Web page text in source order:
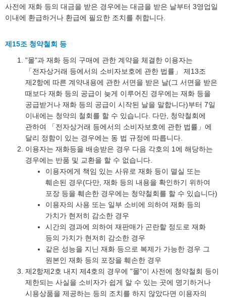
사전에 재화 등의 대금을 받은 경우에는 대금을 받은 날부터 3영업일
이내에 환급하거나 환급에 필요한 조치를 취합니다.
제15조 청약철회 등
"몰"과 재화 등의 구매에 관한 계약을 체결한 이용자는
「전자상거래 등에서의 소비자보호에 관한 법률」 제13조
제2항에 따른 계약내용에 관한 서면을 받은 날(그 서면을 받은
때보다 재화 등의 공급이 늦게 이루어진 경우에는 재화 등을
공급받거나 재화 등의 공급이 시작된 날을 말합니다)부터 7일
이내에는 청약의 철회를 할 수 있습니다. 다만, 청약철회에
관하여 「전자상거래 등에서의 소비자보호에 관한 법률」에
달리 정함이 있는 경우에는 동 법 규정에 따릅니다.
이용자는 재화등을 배송받은 경우 다음 각호의 1에 해당하는
경우에는 반품 및 교환을 할 수 없습니다.
이용자에게 책임 있는 사유로 재화 등이 멸실 또는
훼손된 경우(다만, 재화 등의 내용을 확인하기 위하여
포장 등을 훼손한 경우에는 청약철회를 할 수 있습니다)
이용자의 사용 또는 일부 소비에 의하여 재화 등의
가치가 현저히 감소한 경우
시간의 경과에 의하여 재판매가 곤란할 정도로 재화
등의 가치가 현저히 감소한 경우
같은 성능을 지닌 재화 등으로 복제가 가능한 경우 그
원본인 재화 등의 포장을 훼손한 경우
제2항제2호 내지 제4호의 경우에 "몰"이 사전에 청약철회 등이
제한되는 사실을 소비자가 쉽게 알 수 있는 곳에 명기하거나
시용상품을 제공하는 등의 조치를 하지 않았다면 이용자의